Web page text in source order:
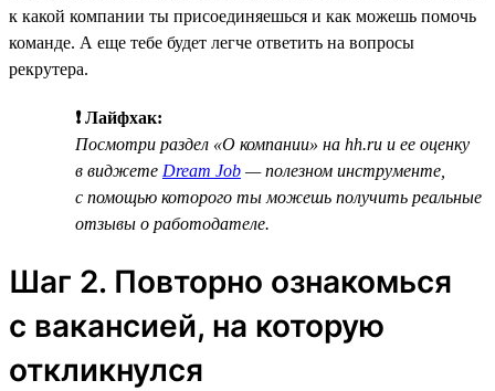
к какой компании ты присоединяешься и как можешь помочь
команде. А еще тебе будет легче ответить на вопросы
рекрутера.
❗ Лайфхак:
Посмотри раздел «О компании» на hh.ru и ее оценку
в виджете Dream Job — полезном инструменте,
с помощью которого ты можешь получить реальные
отзывы о работодателе.
Шаг 2. Повторно ознакомься
с вакансией, на которую
откликнулся